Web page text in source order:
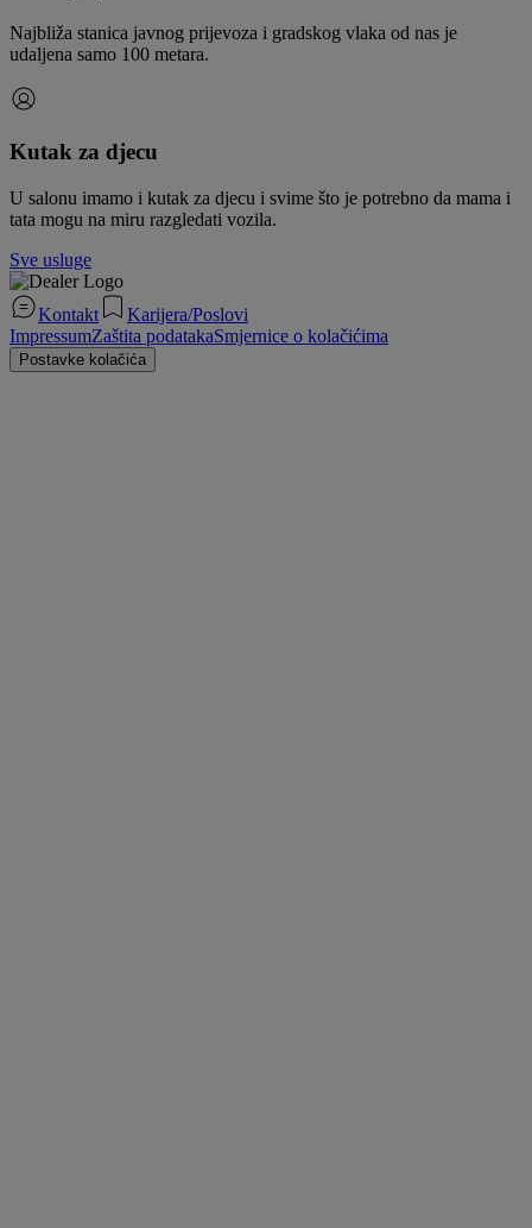
Najbliža stanica javnog prijevoza i gradskog vlaka od nas je
udaljena samo 100 metara.
Kutak za djecu
U salonu imamo i kutak za djecu i svime što je potrebno da mama i
tata mogu na miru razgledati vozila.
Sve usluge
Kontakt
Karijera/Poslovi
ImpressumZaštita podatakaSmjernice o kolačićima
Postavke kolačića